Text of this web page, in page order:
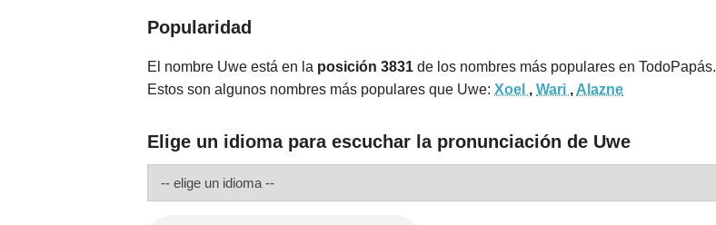
Popularidad
El nombre Uwe está en la posición 3831 de los nombres más populares en TodoPapás.
Estos son algunos nombres más populares que Uwe: Xoel , Wari , Alazne
Elige un idioma para escuchar la pronunciación de Uwe